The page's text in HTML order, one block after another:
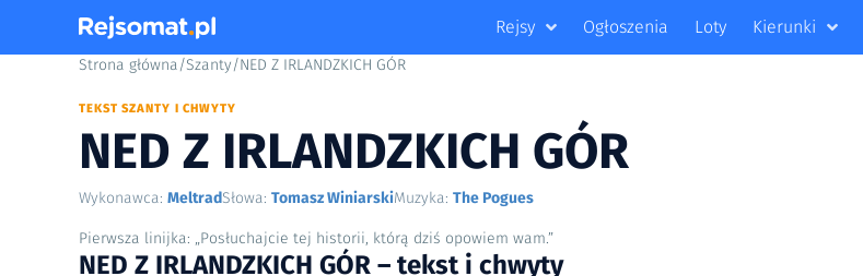
Rejsy Ogłoszenia Loty Kierunki
Strona główna/Szanty/NED Z IRLANDZKICH GÓR
TEKST SZANTY I CHWYTY
NED Z IRLANDZKICH GÓR
Wykonawca: MeltradSłowa: Tomasz WiniarskiMuzyka: The Pogues
Pierwsza linijka: „Posłuchajcie tej historii, którą dziś opowiem wam.”
NED Z IRLANDZKICH GÓR – tekst i chwyty